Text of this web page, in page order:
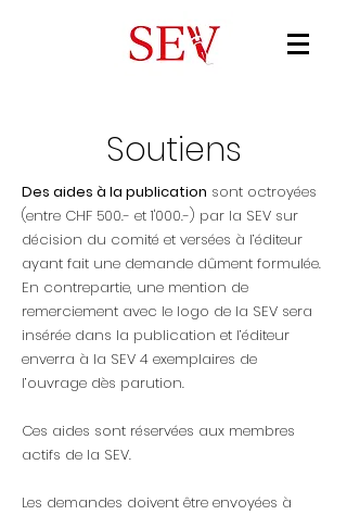
Soutiens
Des aides à la publication sont octroyées
(entre CHF 500.- et 1'000.-) par la SEV sur
décision du comité et versées à l’éditeur
ayant fait une demande dûment formulée.
En contrepartie, une mention de
remerciement avec le logo de la SEV sera
insérée dans la publication et l’éditeur
enverra à la SEV 4 exemplaires de
l’ouvrage dès parution.
Ces aides sont réservées aux membres
actifs de la SEV.
Les demandes doivent être envoyées à